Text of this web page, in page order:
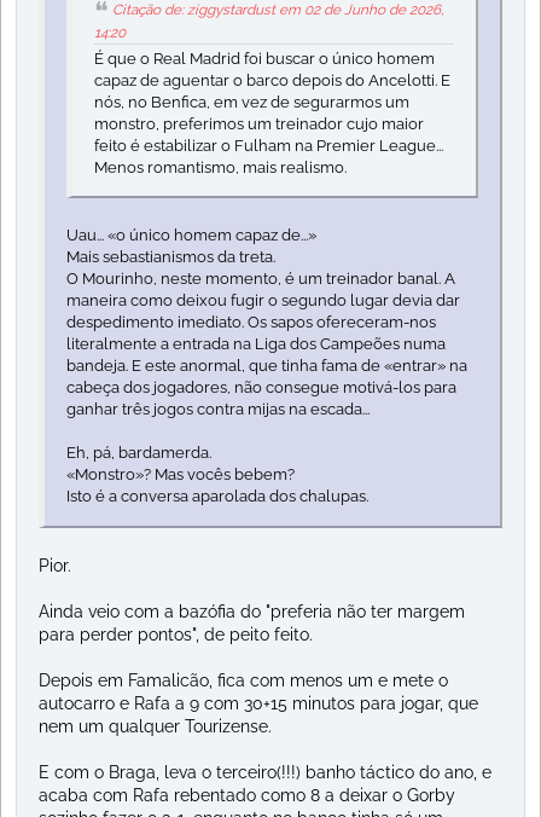
Citação de: ziggystardust em 02 de Junho de 2026,
14:20
É que o Real Madrid foi buscar o único homem
capaz de aguentar o barco depois do Ancelotti. E
nós, no Benfica, em vez de segurarmos um
monstro, preferimos um treinador cujo maior
feito é estabilizar o Fulham na Premier League...
Menos romantismo, mais realismo.
Uau... «o único homem capaz de...»
Mais sebastianismos da treta.
O Mourinho, neste momento, é um treinador banal. A
maneira como deixou fugir o segundo lugar devia dar
despedimento imediato. Os sapos ofereceram-nos
literalmente a entrada na Liga dos Campeões numa
bandeja. E este anormal, que tinha fama de «entrar» na
cabeça dos jogadores, não consegue motivá-los para
ganhar três jogos contra mijas na escada...
Eh, pá, bardamerda.
«Monstro»? Mas vocês bebem?
Isto é a conversa aparolada dos chalupas.
Pior.
Ainda veio com a bazófia do "preferia não ter margem
para perder pontos", de peito feito.
Depois em Famalicão, fica com menos um e mete o
autocarro e Rafa a 9 com 30+15 minutos para jogar, que
nem um qualquer Tourizense.
E com o Braga, leva o terceiro(!!!) banho táctico do ano, e
acaba com Rafa rebentado como 8 a deixar o Gorby